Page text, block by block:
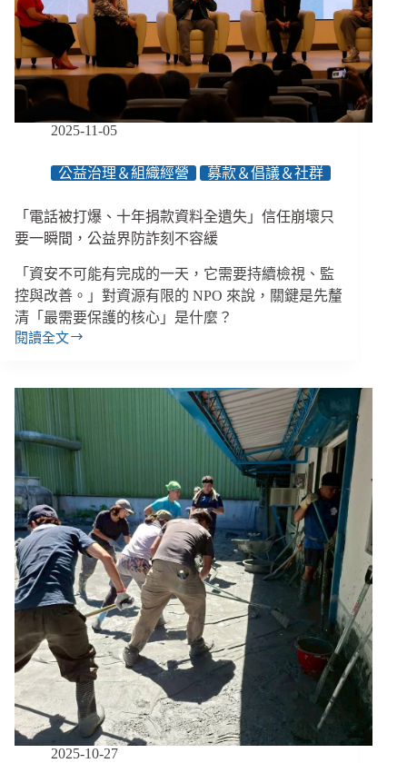
先
還
債？
如
何
習
財
務？
【馴
錢
師
財
詢
室】
2025-11-05
公益治理＆組織經營 募款＆倡議＆社群
「電話被打爆、十年捐款資料全遺失」信任崩壞只
要一瞬間，公益界防詐刻不容緩
「資安不可能有完成的一天，它需要持續檢視、監
控與改善。」對資源有限的 NPO 來說，關鍵是先釐
清「最需要保護的核心」是什麼？
閱讀全文
「電
打
爆、
十
年
捐
款
資
料
全
遺
失」
信
任
崩
壞
只
要
一
瞬
2025-10-27